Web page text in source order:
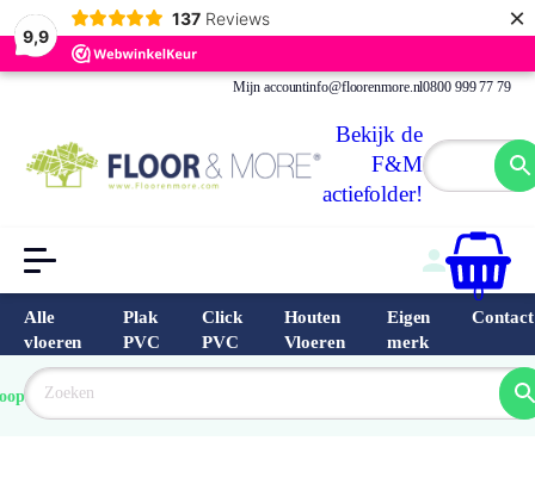
9,9
137 Reviews ×
Mijn accountinfo@floorenmore.nl0800 999 77 79
Bekijk de
F&M
actiefolder!
0
Alle
vloeren
Plak
PVC
Click
PVC
Houten
Vloeren
Eigen
merk
Contact
van